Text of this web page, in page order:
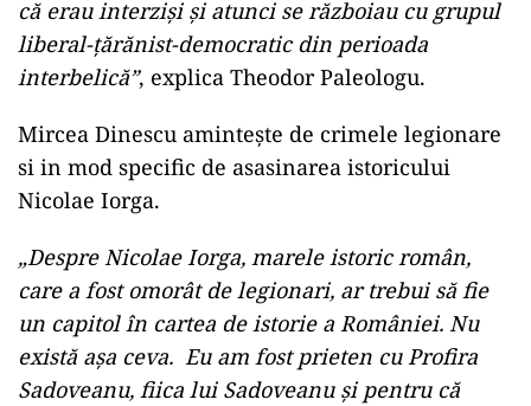
că erau interziși și atunci se războiau cu grupul
liberal-țărănist-democratic din perioada
interbelică”, explica Theodor Paleologu.
Mircea Dinescu amintește de crimele legionare
si in mod specific de asasinarea istoricului
Nicolae Iorga.
„Despre Nicolae Iorga, marele istoric român,
care a fost omorât de legionari, ar trebui să fie
un capitol în cartea de istorie a României. Nu
există așa ceva. Eu am fost prieten cu Profira
Sadoveanu, fiica lui Sadoveanu și pentru că